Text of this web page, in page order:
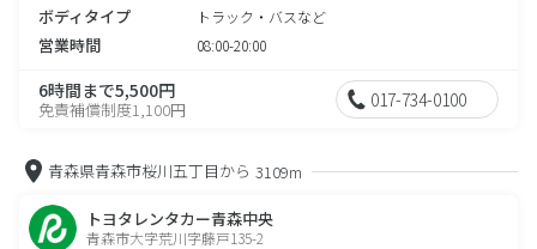
ボディタイプ トラック・バスなど
営業時間 08:00-20:00
6時間まで5,500円
免責補償制度1,100円 017-734-0100
青森県青森市桜川五丁目から 3109m
トヨタレンタカー青森中央
青森市大字荒川字藤戸135-2